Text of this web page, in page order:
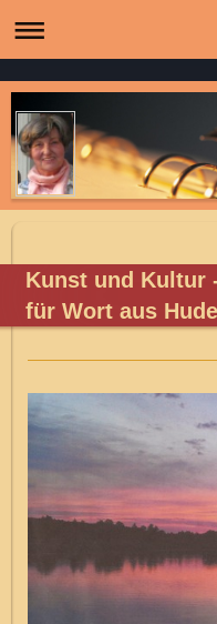
Kunst und Kultur
für Wort aus Hude